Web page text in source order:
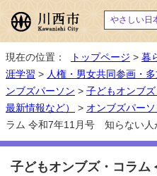
やさしい日
現在の位置： トップページ > 暮
涯学習 > 人権・男女共同参画・
ンブズパーソン > 子どもオンブ
最新情報など）
> オンブズパー
ラム 令和7年11月号 知らない人
子どもオンブズ・コラ